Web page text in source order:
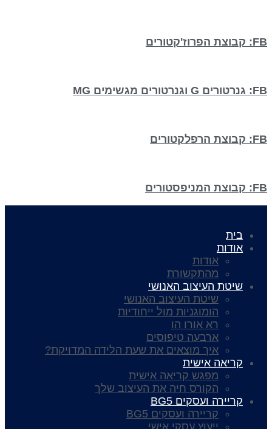
בית
אודות
אודות
מהתקשורת
שיטת העיצוב האנושי
שיטת העיצוב האנושי
הומוגניות מול ייחודיות
רא אורו הו
ארבעה טיפוסים
איך מוצאים את שעת הלידה המדויקת?
קריאה אישית
מפגש קריאה אישית
הקורס חיה את העיצוב שלך
קריירה ועסקים BG5
קריירה ועסקים BG5
ייעוץ עסקי אישי